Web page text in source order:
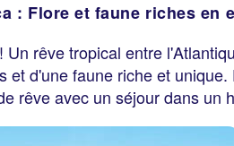
: Flore et faune riches en
Un rêve tropical entre
et d'une faune riche et
rêve avec un séjour dans un